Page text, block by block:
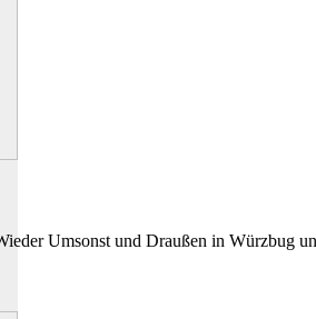
Umsonst und Draußen in Würzbug